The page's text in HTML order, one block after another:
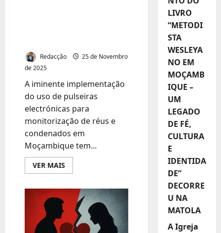
Redacção
25 de Novembro
de 2025
A iminente implementação
do uso de pulseiras
electrónicas para
monitorização de réus e
condenados em
Moçambique tem...
VER MAIS
mais
ELECTRÓNICAS
MOÇAMBIQUE:
ELITE
SOB
SUSPEITA
LIVRO
“METODI
STA
WESLEYA
NO EM
MOÇAMB
IQUE –
UM
LEGADO
DE FÉ,
CULTURA
E
IDENTIDA
DE”
DECORRE
U NA
MATOLA
A Igreja